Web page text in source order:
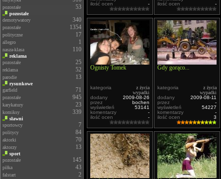
pozostałe 53
pozostałe
demotywatory
340
pozostałe 1354
polityczne 17
allegro 1
nasza-klasa 110
reklama
pozostałe
25
reklama 52
parodie 13
rysunkowe
garfield
71
pozostałe 945
karykatury 23
komiksy 339
sławni
sportowcy
7
politycy 84
aktorki 70
aktorzy 13
sport
pozostałe
145
piłka 43
falstart 2
ilość ocen
-
ilość ocen
-
Ognisty Tomek
kategoria
z życia
wypadki
dodany
2009-08-26
przez
bochen
wyświetleń
53141
komentarzy
-
ilość ocen
-
Gdy gorąco...
kategoria
z życia
wypadki
dodany
2009-08-11
przez
-
wyświetleń
54227
komentarzy
-
ilość ocen
3